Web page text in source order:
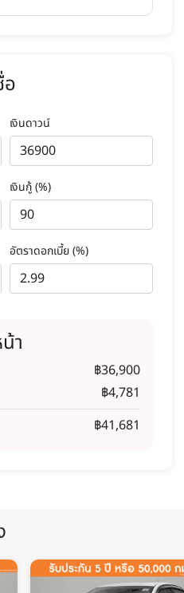
เงินดาวน์
เงินกู้ (%)
อัตราดอกเบี้ย (%)
า
฿36,900
฿4,781
฿41,681